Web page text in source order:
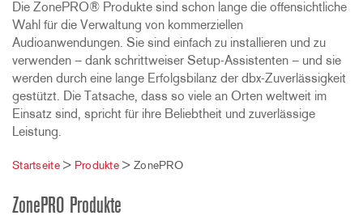
Sprache/Region
Die ZonePRO® Produkte sind schon lange die offensichtliche
Wahl für die Verwaltung von kommerziellen
Audioanwendungen. Sie sind einfach zu installieren und zu
verwenden – dank schrittweiser Setup-Assistenten – und sie
werden durch eine lange Erfolgsbilanz der dbx-Zuverlässigkeit
gestützt. Die Tatsache, dass so viele an Orten weltweit im
Einsatz sind, spricht für ihre Beliebtheit und zuverlässige
Leistung.
Startseite> Produkte > ZonePRO
ZonePRO Produkte